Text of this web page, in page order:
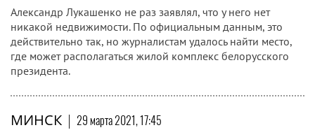
Александр Лукашенко не раз заявлял, что у него нет
никакой недвижимости. По официальным данным, это
действительно так, но журналистам удалось найти место,
где может располагаться жилой комплекс белорусского
президента.
МИНСК | 29 марта 2021, 17:45